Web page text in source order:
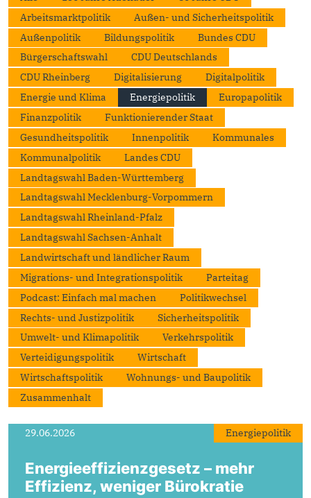
Arbeitsmarktpolitik
Außen- und Sicherheitspolitik
Außenpolitik
Bildungspolitik
Bundes CDU
Bürgerschaftswahl
CDU Deutschlands
CDU Rheinberg
Digitalisierung
Digitalpolitik
Energie und Klima
Energiepolitik
Europapolitik
Finanzpolitik
Funktionierender Staat
Gesundheitspolitik
Innenpolitik
Kommunales
Kommunalpolitik
Landes CDU
Landtagswahl Baden-Württemberg
Landtagswahl Mecklenburg-Vorpommern
Landtagswahl Rheinland-Pfalz
Landtagswahl Sachsen-Anhalt
Landwirtschaft und ländlicher Raum
Migrations- und Integrationspolitik
Parteitag
Podcast: Einfach mal machen
Politikwechsel
Rechts- und Justizpolitik
Sicherheitspolitik
Umwelt- und Klimapolitik
Verkehrspolitik
Verteidigungspolitik
Wirtschaft
Wirtschaftspolitik
Wohnungs- und Baupolitik
Zusammenhalt
29.06.2026 Energiepolitik
Energieeffizienzgesetz – mehr
Effizienz, weniger Bürokratie